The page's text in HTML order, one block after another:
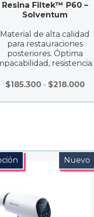
Resina Filtek™ P60 –
Solventum
Material de alta calidad
para restauraciones
posteriores. Óptima
resistencia
esculpido y baja
$185.300 - $218.000
Nuevo